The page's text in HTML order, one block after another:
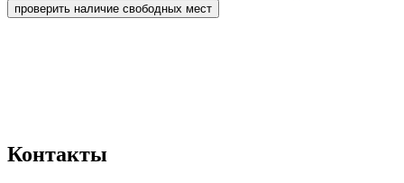
проверить наличие свободных мест
Контакты